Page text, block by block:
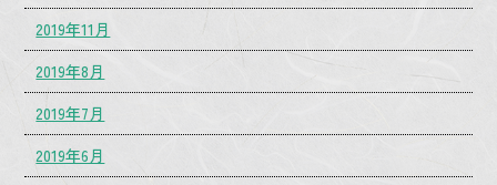
2019年11月
2019年8月
2019年7月
2019年6月